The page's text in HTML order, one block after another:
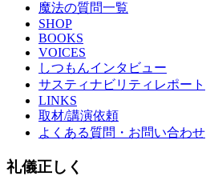
魔法の質問一覧
SHOP
BOOKS
VOICES
しつもんインタビュー
サスティナビリティレポート
LINKS
取材/講演依頼
よくある質問・お問い合わせ
礼儀正しく